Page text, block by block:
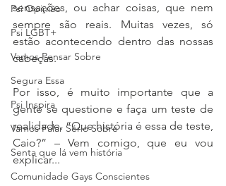
Psi Opinião
Psi LGBT+
Vamos Pensar Sobre
Segura Essa
Psi Inspira
Vamos Falar Sério Sobre
Senta que lá vem história
Comunidade Gays Conscientes
sensações, ou achar coisas, que nem
sempre são reais. Muitas vezes, só
estão acontecendo dentro das nossas
cabeças.
Por isso, é muito importante que a
gente se questione e faça um teste de
realidade. “Que história é essa de teste,
Caio?” – Vem comigo, que eu vou
explicar...